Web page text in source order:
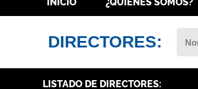
DIRECTORES:
LISTADO DE DIRECTORES: